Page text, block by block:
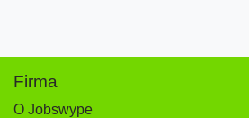
Firma
O Jobswype